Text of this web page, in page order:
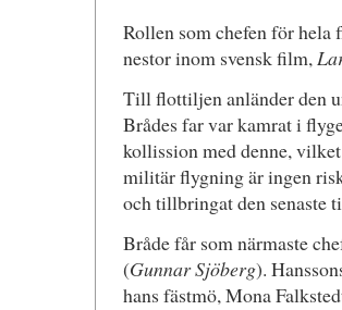
Rollen som chefen för hela
nestor inom svensk film,
Till flottiljen anländer den
Brådes far var kamrat i
kollission med denne,
militär flygning är ingen
och tillbringat den senaste
Bråde får som närmaste
(Gunnar Sjöberg).
hans fästmö, Mona